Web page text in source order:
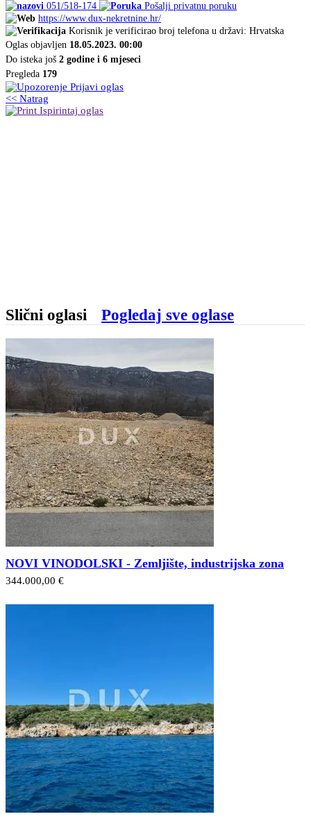
051/518-174
Pošalji privatnu poruku
https://www.dux-nekretnine.hr/
Korisnik je verificirao broj telefona u državi: Hrvatska
Oglas objavljen 18.05.2023. 00:00
Do isteka još 2 godine i 6 mjeseci
Pregleda 179
Prijavi oglas
<< Natrag
Ispirintaj oglas
Slični oglasi Pogledaj sve oglase
NOVI VINODOLSKI - Zemljište, industrijska zona
344.000,00 €